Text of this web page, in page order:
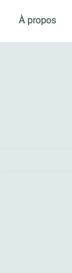
À propos